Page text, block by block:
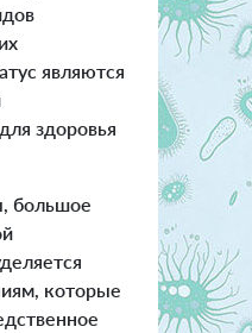
являются
здоровья
большое
которые